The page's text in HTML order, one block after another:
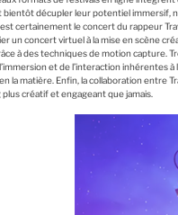
décupler leur potentiel immersif,
certainement le concert du rappeur
un concert virtuel à la mise en scène
à des techniques de motion capture.
et de l’interaction inhérentes
la matière. Enfin, la collaboration entre
créatif et engageant que jamais.